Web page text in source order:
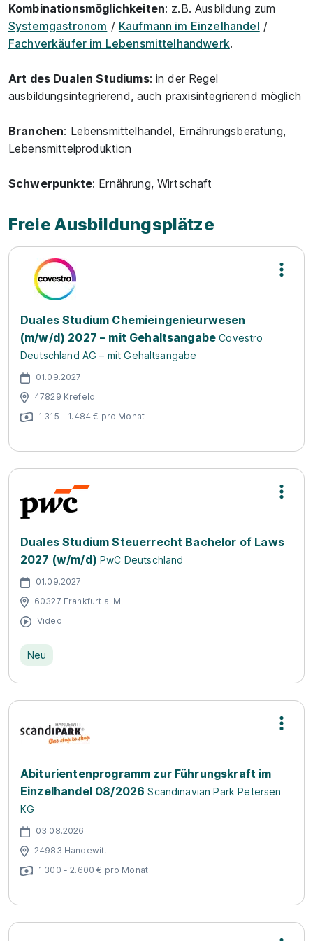
Kombinationsmöglichkeiten: z.B. Ausbildung zum
Systemgastronom / Kaufmann im Einzelhandel /
Fachverkäufer im Lebensmittelhandwerk.
Art des Dualen Studiums: in der Regel
ausbildungsintegrierend, auch praxisintegrierend möglich
Branchen: Lebensmittelhandel, Ernährungsberatung,
Lebensmittelproduktion
Schwerpunkte: Ernährung, Wirtschaft
Freie Ausbildungsplätze
Duales Studium Chemieingenieurwesen
(m/w/d) 2027 – mit Gehaltsangabe Covestro
Deutschland AG – mit Gehaltsangabe
01.09.2027
47829 Krefeld
1.315 - 1.484 € pro Monat
Duales Studium Steuerrecht Bachelor of Laws
2027 (w/m/d) PwC Deutschland
01.09.2027
60327 Frankfurt a. M.
Video
Neu
Abiturientenprogramm zur Führungskraft im
Einzelhandel 08/2026 Scandinavian Park Petersen
KG
03.08.2026
24983 Handewitt
1.300 - 2.600 € pro Monat